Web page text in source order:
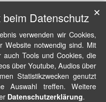
Datenschutz
verwenden wir Cookies,
Website notwendig sind. Mit
auch Tools und Cookies, die
über Youtube, Audios über
Statistikzwecken genutzt
Auswahl treffen. Weitere
Datenschutzerklärung.
✕